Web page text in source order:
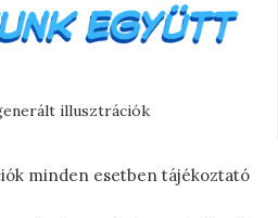
illusztrációk
minden esetben tájékoztató